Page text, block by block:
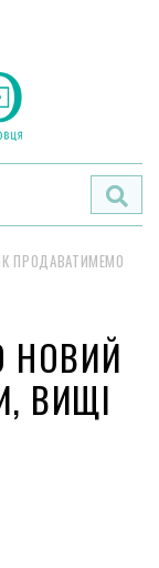
ПРОДАВАТИМЕМО
НОВИЙ
ВИЩІ